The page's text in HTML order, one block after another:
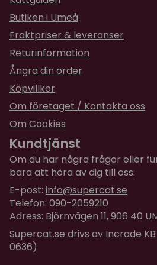
Butiken i Umeå
Fraktpriser & leveranser
Returinformation
Ångra din order
Köpvillkor
Om företaget / Kontakta oss
Om Cookies
Kundtjänst
Om du har några frågor eller
bara att höra av dig till oss.
E-post: info@supercat.se
Telefon: 090-2059210
Adress: Björnvägen 11, 906 40
Supercat.se drivs av Incrade
0636)